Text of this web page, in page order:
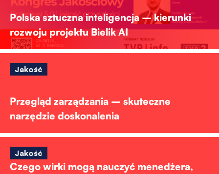
Polska sztuczna inteligencja – kierunki
rozwoju projektu Bielik AI
Jakość
Przegląd zarządzania – skuteczne
narzędzie doskonalenia
Jakość
Czego wirki mogą nauczyć menedżera,